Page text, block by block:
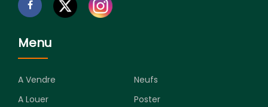
Menu
A Vendre
Neufs
A Louer
Poster